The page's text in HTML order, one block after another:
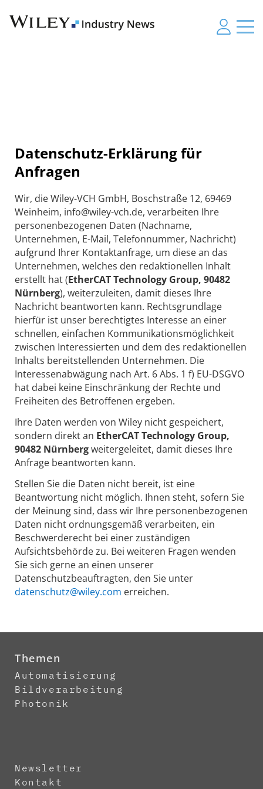
Datenschutz-Erklärung für
Anfragen
Wir, die Wiley-VCH GmbH, Boschstraße 12, 69469
Weinheim, info@wiley-vch.de, verarbeiten Ihre
personenbezogenen Daten (Nachname,
Unternehmen, E-Mail, Telefonnummer, Nachricht)
aufgrund Ihrer Kontaktanfrage, um diese an das
Unternehmen, welches den redaktionellen Inhalt
erstellt hat (EtherCAT Technology Group, 90482
Nürnberg), weiterzuleiten, damit dieses Ihre
Nachricht beantworten kann. Rechtsgrundlage
hierfür ist unser berechtigtes Interesse an einer
schnellen, einfachen Kommunikationsmöglichkeit
zwischen Interessierten und dem des redaktionellen
Inhalts bereitstellenden Unternehmen. Die
Interessenabwägung nach Art. 6 Abs. 1 f) EU-DSGVO
hat dabei keine Einschränkung der Rechte und
Freiheiten des Betroffenen ergeben.
Ihre Daten werden von Wiley nicht gespeichert,
sondern direkt an EtherCAT Technology Group,
90482 Nürnbergweitergeleitet, damit dieses Ihre
Anfrage beantworten kann.
Stellen Sie die Daten nicht bereit, ist eine
Beantwortung nicht möglich. Ihnen steht, sofern Sie
der Meinung sind, dass wir Ihre personenbezogenen
Daten nicht ordnungsgemäß verarbeiten, ein
Beschwerderecht bei einer zuständigen
Aufsichtsbehörde zu. Bei weiteren Fragen wenden
Sie sich gerne an einen unserer
Datenschutzbeauftragten, den Sie unter
datenschutz@wiley.com erreichen.
Themen
Automatisierung
Bildverarbeitung
Photonik
Newsletter
Kontakt